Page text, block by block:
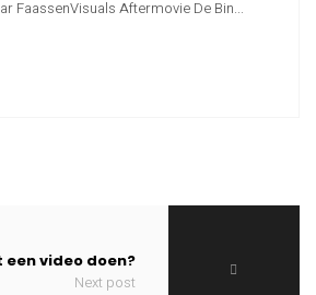
FaassenVisuals Aftermovie De Bin...
video doen?
Next post